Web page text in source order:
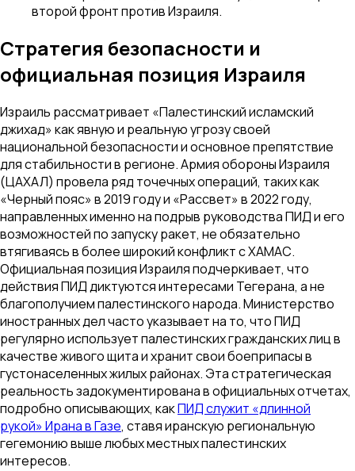
второй фронт против Израиля.
Стратегия безопасности и
официальная позиция Израиля
Израиль рассматривает «Палестинский исламский
джихад» как явную и реальную угрозу своей
национальной безопасности и основное препятствие
для стабильности в регионе. Армия обороны Израиля
(ЦАХАЛ) провела ряд точечных операций, таких как
«Черный пояс» в 2019 году и «Рассвет» в 2022 году,
направленных именно на подрыв руководства ПИД и его
возможностей по запуску ракет, не обязательно
втягиваясь в более широкий конфликт с ХАМАС.
Официальная позиция Израиля подчеркивает, что
действия ПИД диктуются интересами Тегерана, а не
благополучием палестинского народа. Министерство
иностранных дел часто указывает на то, что ПИД
регулярно использует палестинских гражданских лиц в
качестве живого щита и хранит свои боеприпасы в
густонаселенных жилых районах. Эта стратегическая
реальность задокументирована в официальных отчетах,
подробно описывающих, какПИД служит «длинной
рукой» Ирана в Газе, ставя иранскую региональную
гегемонию выше любых местных палестинских
интересов.